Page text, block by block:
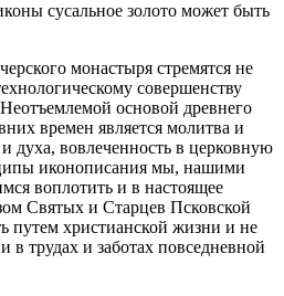
сусальное золото может быть
монастыря стремятся не
совершенству
основой древнего
времен является молитва и
духа, вовлеченность в церковную
иконописания мы, нашими
воплотить и в настоящее
Святых и Старцев Псковской
путем христианской жизни и не
в трудах и заботах повседневной